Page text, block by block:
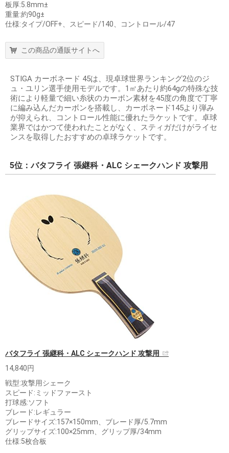
板厚:5.8mm±
重量:約90g±
仕様:タイプ/OFF+、スピード/140、コントロール/47
この商品の通販サイトへ
STIGA カーボネード 45は、現卓球世界ランキング2位のジ
ュ・ユリン選手使用モデルです。1㎡あたり約64gの特殊な技
術により軽量で細い糸状のカーボン素材を45度の角度で丁寧
に編み込んだカーボンを搭載し、カーボネード145より弾み
が抑えられ、コントロール性能に優れたラケットです。卓球
業界ではかつて使われたことがなく、スティガだけがライセ
ンスを取得したおすすめの卓球ラケットです。
5位：バタフライ 張継科・ALC シェークハンド 攻撃用
バタフライ 張継科・ALC シェークハンド 攻撃用
14,840円
戦型:攻撃用シェーク
スピード:ミッドファースト
打球感:ソフト
ブレード:レギュラー
ブレードサイズ:157×150mm、ブレード厚/5.7mm
グリップサイズ:100×25mm、グリップ厚/34mm
仕様:5枚合板